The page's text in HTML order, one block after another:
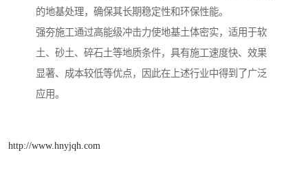
的地基处理，确保其长期稳定性和环保性能。
强夯施工通过高能级冲击力使地基土体密实，适用于软
土、砂土、碎石土等地质条件，具有施工速度快、效果
显著、成本较低等优点，因此在上述行业中得到了广泛
应用。
http://www.hnyjqh.com